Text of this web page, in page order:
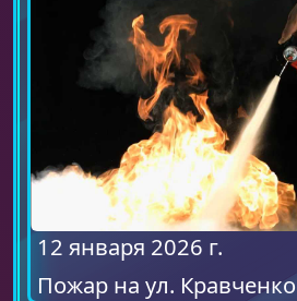
12 января 2026 г.
Пожар на ул. Кравченко